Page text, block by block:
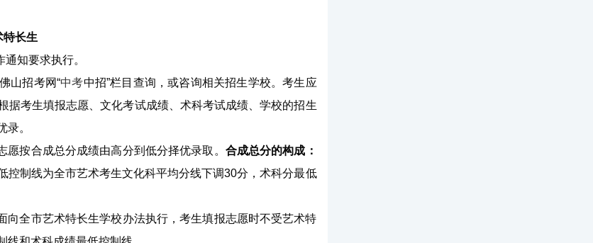
特长生
知要求执行。
山招考网“中考中招”栏目查询，或咨询相关招生学校。考生应
考生填报志愿、文化考试成绩、术科考试成绩、学校的招生
。
按合成总分成绩由高分到低分择优录取。 合成总分的构成：
控制线为全市艺术考生文化科平均分线下调30分，术科分最低
全市艺术特长生学校办法执行，考生填报志愿时不受艺术特